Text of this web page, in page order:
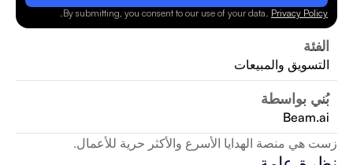
By submitting, you consent to our use of your data. Privacy Policy
.
الفئة
التسويق والمبيعات
بُني بواسطة
Beam.ai
زست هي منصة الهدايا الأسرع والأكثر حرية للأعمال.